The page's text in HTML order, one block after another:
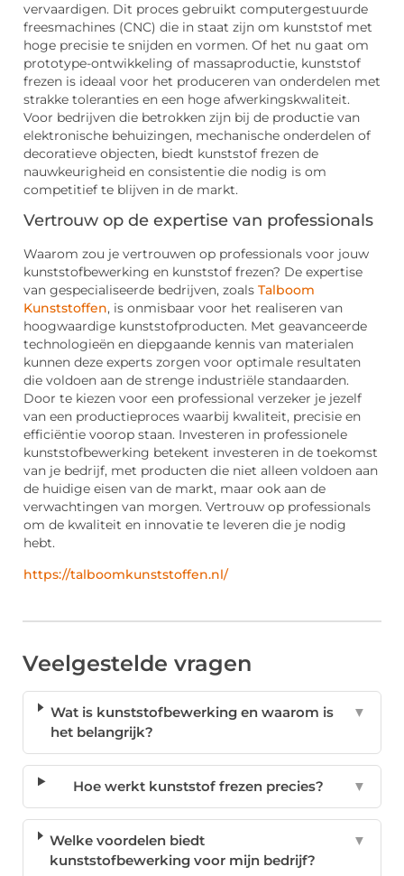
vervaardigen. Dit proces gebruikt computergestuurde
freesmachines (CNC) die in staat zijn om kunststof met
hoge precisie te snijden en vormen. Of het nu gaat om
prototype-ontwikkeling of massaproductie, kunststof
frezen is ideaal voor het produceren van onderdelen met
strakke toleranties en een hoge afwerkingskwaliteit.
Voor bedrijven die betrokken zijn bij de productie van
elektronische behuizingen, mechanische onderdelen of
decoratieve objecten, biedt kunststof frezen de
nauwkeurigheid en consistentie die nodig is om
competitief te blijven in de markt.
Vertrouw op de expertise van professionals
Waarom zou je vertrouwen op professionals voor jouw
kunststofbewerking en kunststof frezen? De expertise
van gespecialiseerde bedrijven, zoals Talboom
Kunststoffen, is onmisbaar voor het realiseren van
hoogwaardige kunststofproducten. Met geavanceerde
technologieën en diepgaande kennis van materialen
kunnen deze experts zorgen voor optimale resultaten
die voldoen aan de strenge industriële standaarden.
Door te kiezen voor een professional verzeker je jezelf
van een productieproces waarbij kwaliteit, precisie en
efficiëntie voorop staan. Investeren in professionele
kunststofbewerking betekent investeren in de toekomst
van je bedrijf, met producten die niet alleen voldoen aan
de huidige eisen van de markt, maar ook aan de
verwachtingen van morgen. Vertrouw op professionals
om de kwaliteit en innovatie te leveren die je nodig
hebt.
https://talboomkunststoffen.nl/
Veelgestelde vragen
Wat is kunststofbewerking en waarom is
het belangrijk?
▼
Hoe werkt kunststof frezen precies? ▼
Welke voordelen biedt
kunststofbewerking voor mijn bedrijf?
▼